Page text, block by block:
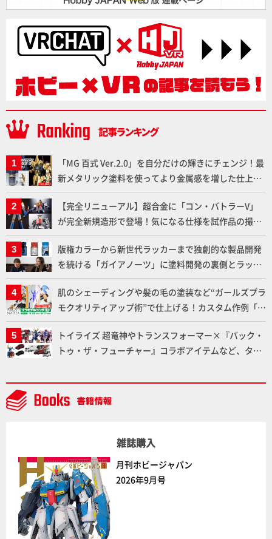
「MG 百式 Ver.2.0」を自分だけの輝きにチェンジ！最
新メタリック塗料を使ってより金属感を増した仕上が
りに!!【試し読み】
【完全リニューアル】超合金に「コン・バトラーV」
が完全新規造形で登場！気になる仕様を試作品の撮り
下ろしでご紹介!!さらに「大鉄人17」＆「ワンエイ
ト」セット情報もお届け！【超合金の魂】
版権カラーから新世代ラッカーまで独創的な製品開発
を続ける「ガイアノーツ」に塗料開発の裏側とラッカ
ー塗料の未来についてインタビュー！
肌のシェーディングや髪の毛の塗装など“ガールズプラ
モクオリティアップ術”で仕上げる！カスタム作例「白
騎士ソフィエラ」が完成！【「アルカナディアプラモ
デルコンテスト」～8月17日（月）11:59まで応募受付
中】
トイライズ 超竜神やトランスフォーマー×『バック・
トゥ・ザ・フューチャー』コラボアイテムなど、タカ
NEWITEM】
雑誌購入
月刊ホビージャパン
2026年9月号